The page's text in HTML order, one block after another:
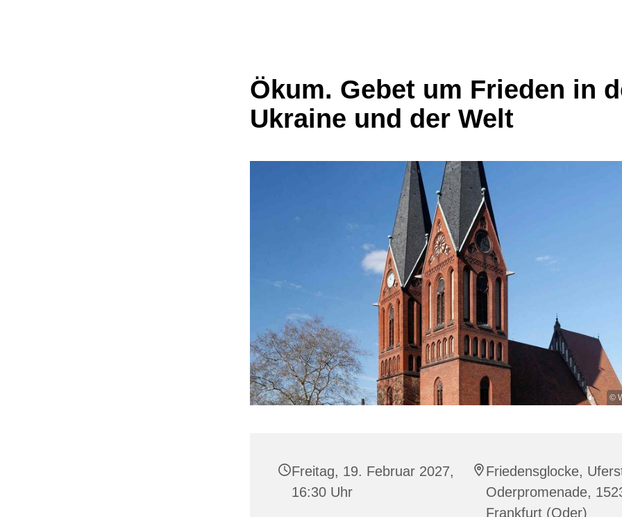
Ökum. Gebet um Frieden in
Ukraine und der Welt
©
Freitag, 19. Februar 2027,
16:30 Uhr
Friedensglocke,
Oderpromenade,
Frankfurt (Oder)